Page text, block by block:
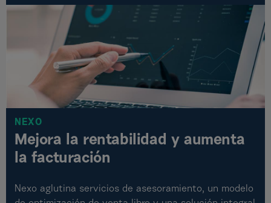
NEXO
Mejora la rentabilidad y aumenta
la facturación
Nexo aglutina servicios de asesoramiento, un modelo